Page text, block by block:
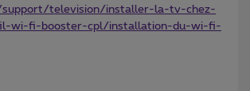
television/installer-la-tv-chez-
wi-fi-booster-cpl/installation-du-wi-fi-